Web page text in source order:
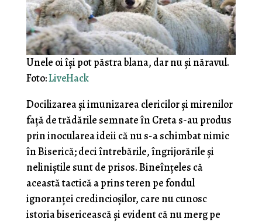
Unele oi își pot păstra blana, dar nu și năravul.
Foto:LiveHack
Docilizarea și imunizarea clericilor și mirenilor
față de trădările semnate în Creta s-au produs
prin inocularea ideii că nu s-a schimbat nimic
în Biserică; deci întrebările, îngrijorările și
neliniștile sunt de prisos. Bineînțeles că
această tactică a prins teren pe fondul
ignoranței credincioșilor, care nu cunosc
istoria bisericească și evident că nu merg pe